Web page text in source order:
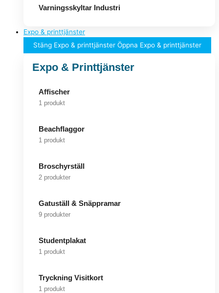
Varningsskyltar Industri
Expo & printtjänster
Stäng Expo & printtjänster Öppna Expo & printtjänster
Expo & Printtjänster
Affischer
1 produkt
Beachflaggor
1 produkt
Broschyrställ
2 produkter
Gatuställ & Snäppramar
9 produkter
Studentplakat
1 produkt
Tryckning Visitkort
1 produkt